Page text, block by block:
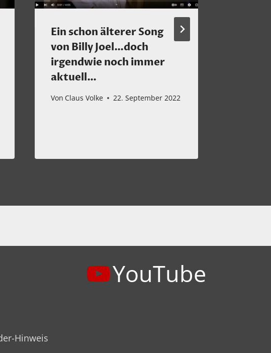
Ein schon älterer Song
von Billy Joel…doch
irgendwie noch immer
aktuell…
Von Claus Volke 22. September 2022
YouTube
Hinweis